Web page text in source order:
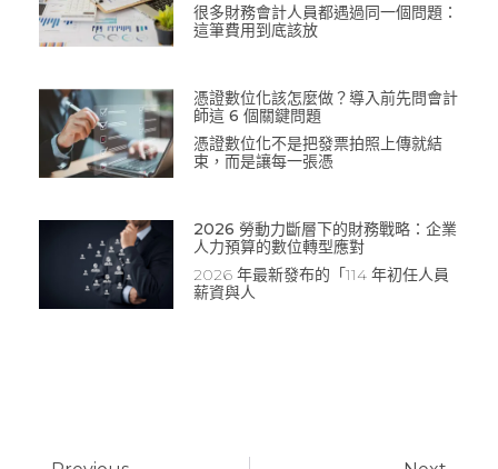
很多財務會計人員都遇過同一個問題：
這筆費用到底該放
憑證數位化該怎麼做？導入前先問會計
師這 6 個關鍵問題
憑證數位化不是把發票拍照上傳就結
束，而是讓每一張憑
2026 勞動力斷層下的財務戰略：企業
人力預算的數位轉型應對
2026 年最新發布的「114 年初任人員
薪資與人